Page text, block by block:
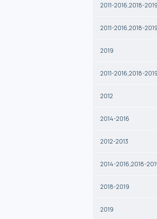
2011-2016,2018-2019
2011-2016,2018-2019
2019
2011-2016,2018-2019
2012
2014-2016
2012-2013
2014-2016,2018-
2018-2019
2019